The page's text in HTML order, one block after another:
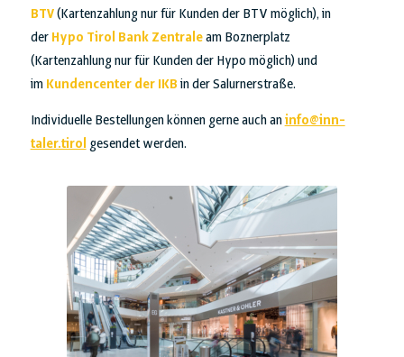
BTV(Kartenzahlung nur für Kunden der BTV möglich), in
der Hypo Tirol Bank Zentraleam Boznerplatz
(Kartenzahlung nur für Kunden der Hypo möglich) und
im Kundencenter der IKB in der Salurnerstraße.
Individuelle Bestellungen können gerne auch aninfo@inn-
taler.tirol gesendet werden.